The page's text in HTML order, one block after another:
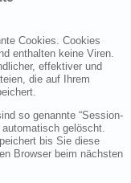
Cookies. Cookies
enthalten keine Viren.
effektiver und
die auf Ihrem
so genannte “Session-
gelöscht.
bis Sie diese
Browser beim nächsten